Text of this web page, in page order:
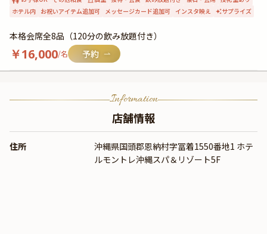
ホテル内 お祝いアイテム追加可 メッセージカード追加可 インスタ映え サプライズ
本格会席全8品（120分の飲み放題付き）
￥16,000/名
Information
店舗情報
住所
沖縄県国頭郡恩納村字冨着1550番地1 ホテ
ルモントレ沖縄スパ＆リゾート5F